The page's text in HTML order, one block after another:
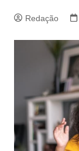
Redação